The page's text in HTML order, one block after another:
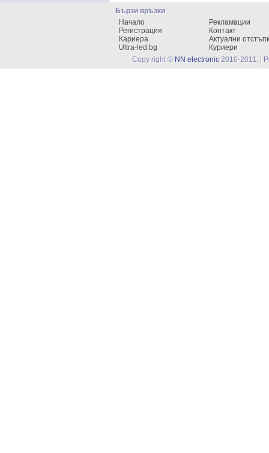
Бързи връзки
Начало
Рекламации
Регистрация
Контакт
Кариера
Актуални
Ultra-led.bg
Куриери
Copy right © NN electronic 2010-2011. |